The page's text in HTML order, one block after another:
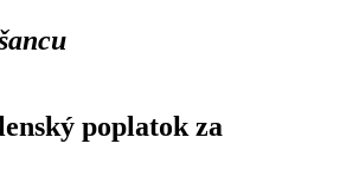
poplatok za